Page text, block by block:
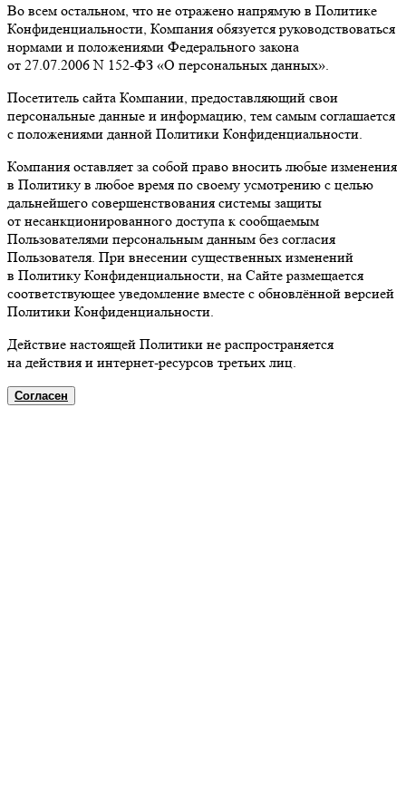
Во всем остальном, что не отражено напрямую в Политике
Конфиденциальности, Компания обязуется руководствоваться
нормами и положениями Федерального закона
от 27.07.2006 N 152-ФЗ «О персональных данных».
Посетитель сайта Компании, предоставляющий свои
персональные данные и информацию, тем самым соглашается
с положениями данной Политики Конфиденциальности.
Компания оставляет за собой право вносить любые изменения
в Политику в любое время по своему усмотрению с целью
дальнейшего совершенствования системы защиты
от несанкционированного доступа к сообщаемым
Пользователями персональным данным без согласия
Пользователя. При внесении существенных изменений
в Политику Конфиденциальности, на Сайте размещается
соответствующее уведомление вместе с обновлённой версией
Политики Конфиденциальности.
Действие настоящей Политики не распространяется
на действия и интернет-ресурсов третьих лиц.
Согласен